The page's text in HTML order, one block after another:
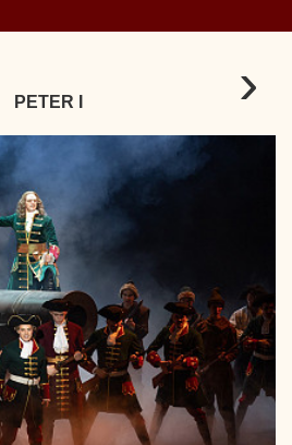
›
PETER I